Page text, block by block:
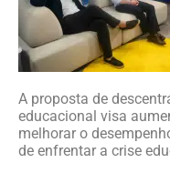
A proposta de
educacional visa
melhorar o
de enfrentar a crise